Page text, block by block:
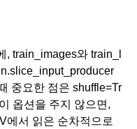
train_images와 train_l
중요한 점은 shuffle=Tr
옵션을 주지 않으면,
에서 읽은 순차적으로